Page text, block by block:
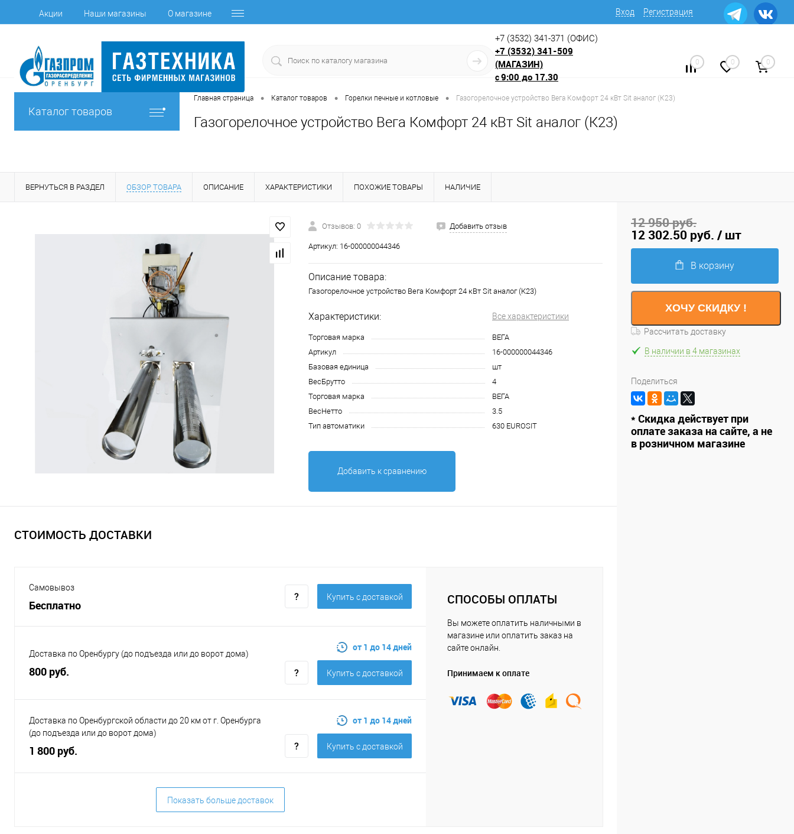
Акции Наши магазины О магазине Вход Регистрация
+7 (3532) 341-371 (ОФИС)
+7 (3532) 341-509
(МАГАЗИН)
с9:00 до 17.30
0 0 0
Каталог товаров
Главная страница • Каталог товаров • Горелки печные и котловые • Газогорелочное устройство Вега Комфорт 24 кВт Sit аналог (К23)
Газогорелочное устройство Вега Комфорт 24 кВт Sit аналог (К23)
ВЕРНУТЬСЯ В РАЗДЕЛ ОБЗОР ТОВАРА ОПИСАНИЕ ХАРАКТЕРИСТИКИ ПОХОЖИЕ ТОВАРЫ НАЛИЧИЕ
Отзывов: 0 Добавить отзыв
Артикул: 16-000000044346
Описание товара:
Газогорелочное устройство Вега Комфорт 24 кВт Sit аналог (К23)
Характеристики: Все характеристики
Торговая марка
ВЕГА
Артикул
16-000000044346
Базовая единица
шт
ВесБрутто
4
Торговая марка
ВЕГА
ВесНетто
3.5
Тип автоматики
630 EUROSIT
Добавить к сравнению
СТОИМОСТЬ ДОСТАВКИ
Самовывоз
Бесплатно
Купить c доставкой
Доставка по Оренбургу (до подъезда или до ворот дома)
800 руб.
от 1 до 14 дней
Купить c доставкой
Доставка по Оренбургской области до 20 км от г. Оренбурга
(до подъезда или до ворот дома)
1 800 руб.
от 1 до 14 дней
Купить c доставкой
Показать больше доставок
СПОСОБЫ ОПЛАТЫ
Вы можете оплатить наличными в
магазине или оплатить заказ на
сайте онлайн.
Принимаем к оплате
12 950 руб.
12 302.50 руб. / шт
В корзину
ХОЧУ СКИДКУ !
Рассчитать доставку
В наличии в 4 магазинах
Поделиться
* Скидка действует при
оплате заказа на сайте, а не
в розничном магазине